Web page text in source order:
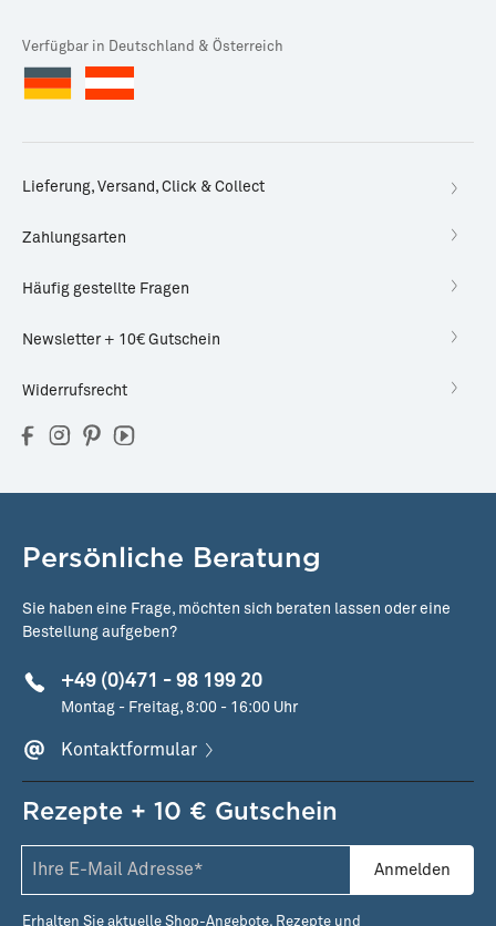
Verfügbar in Deutschland & Österreich
Lieferung, Versand, Click & Collect
Zahlungsarten
Häufig gestellte Fragen
Newsletter + 10€ Gutschein
Widerrufsrecht
Persönliche Beratung
Sie haben eine Frage, möchten sich beraten lassen oder eine
Bestellung aufgeben?
+49 (0)471 - 98 199 20
Montag - Freitag, 8:00 - 16:00 Uhr
Kontaktformular
Rezepte + 10 € Gutschein
Anmelden
Erhalten Sie aktuelle Shop-Angebote, Rezepte und